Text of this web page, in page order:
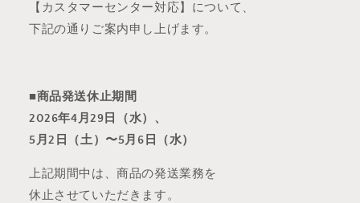
【カスタマーセンター対応】について、
下記の通りご案内申し上げます。
■商品発送休止期間
2026年4月29日（水）、
5月2日（土）〜5月6日（水）
上記期間中は、商品の発送業務を
休止させていただきます。